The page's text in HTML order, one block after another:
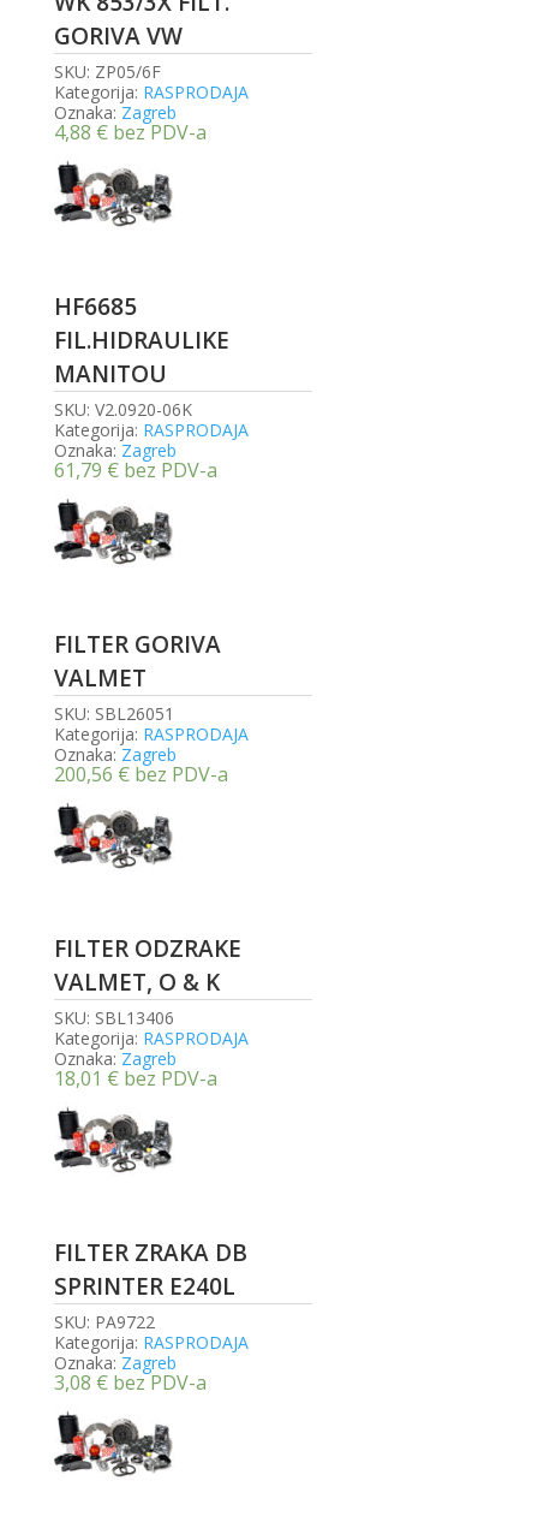
GORIVA VW
SKU: ZP05/6F
Kategorija: RASPRODAJA
Oznaka: Zagreb
4,88 € bez PDV-a
HF6685
FIL.HIDRAULIKE
MANITOU
SKU: V2.0920-06K
Kategorija: RASPRODAJA
Oznaka: Zagreb
61,79 € bez PDV-a
FILTER GORIVA
VALMET
SKU: SBL26051
Kategorija: RASPRODAJA
Oznaka: Zagreb
200,56 € bez PDV-a
FILTER ODZRAKE
VALMET, O & K
SKU: SBL13406
Kategorija: RASPRODAJA
Oznaka: Zagreb
18,01 € bez PDV-a
FILTER ZRAKA DB
SPRINTER E240L
SKU: PA9722
Kategorija: RASPRODAJA
Oznaka: Zagreb
3,08 € bez PDV-a